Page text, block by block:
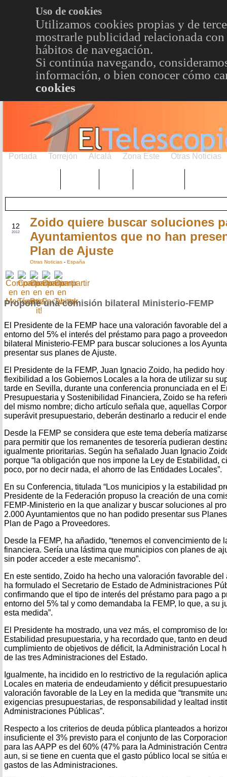
Uso de cookies
Utilizamos cookies propias y de
mostrarle publicidad relacionada
hábitos de navegación.
Si continúa navegando,
información, o bien conocer cómo
cookies
Portada Torrejón Alcalá Zona Este Otras Noticias
12
2012
Zoido quiere buscar soluciones
Ayuntamientos que no han
Plan de Ajuste
Otras Noticias - España
Propone una comisión bilateral Ministerio-FEMP
El Presidente de la FEMP hace una valoración favorable del
entorno del 5% el interés del préstamo para pago a
bilateral Ministerio-FEMP para buscar soluciones a los
presentar sus planes de Ajuste.
El Presidente de la FEMP, Juan Ignacio Zoido, ha pedido
flexibilidad a los Gobiernos Locales a la hora de utilizar su
tarde en Sevilla, durante una conferencia pronunciada en el
Presupuestaria y Sostenibilidad Financiera, Zoido se ha
del mismo nombre; dicho artículo señala que, aquellas
superávit presupuestario, deberán destinarlo a reducir el
Desde la FEMP se considera que este tema debería
para permitir que los remanentes de tesorería pudieran
igualmente prioritarias. Según ha señalado Juan Ignacio
porque “la obligación que nos impone la Ley de Estabilidad,
poco, por no decir nada, el ahorro de las Entidades Locales”.
En su Conferencia, titulada “Los municipios y la estabilidad
Presidente de la Federación propuso la creación de una
FEMP-Ministerio en la que analizar y buscar soluciones al
2.000 Ayuntamientos que no han podido presentar sus
Plan de Pago a Proveedores.
Desde la FEMP, ha añadido, “tenemos el convencimiento de
financiera. Sería una lástima que municipios con planes de
sin poder acceder a este mecanismo”.
En este sentido, Zoido ha hecho una valoración favorable
ha formulado el Secretario de Estado de Administraciones
confirmando que el tipo de interés del préstamo para pago a
entorno del 5% tal y como demandaba la FEMP, lo que, a su
esta medida”.
El Presidente ha mostrado, una vez más, el compromiso de
Estabilidad presupuestaria, y ha recordado que, tanto en
cumplimiento de objetivos de déficit, la Administración Local
de las tres Administraciones del Estado.
Igualmente, ha incidido en lo restrictivo de la regulación
Locales en materia de endeudamiento y déficit
valoración favorable de la Ley en la medida que “transmite
exigencias presupuestarias, de responsabilidad y lealtad
Administraciones Públicas”.
Respecto a los criterios de deuda pública planteados a
insuficiente el 3% previsto para el conjunto de las
para las AAPP es del 60% (47% para la Administración
aun, si se tiene en cuenta que el gasto público local se sitúa
gastos de las Administraciones.